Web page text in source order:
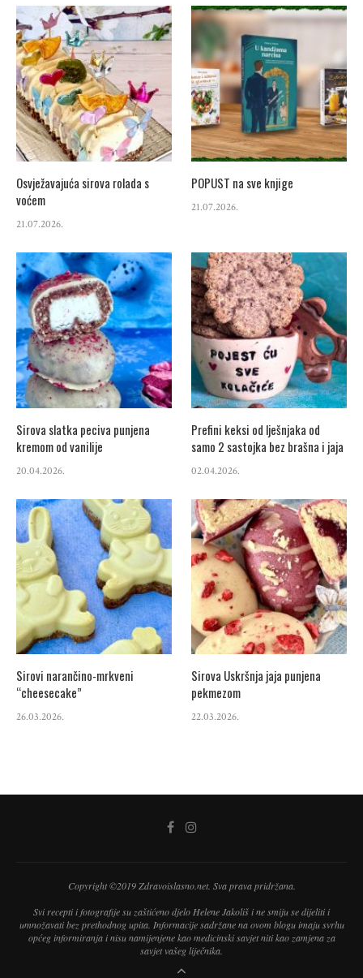
Osvježavajuća sirova rolada s
voćem
21.07.2026.
POPUST na sve knjige
21.07.2026.
Sirova slatka peciva punjena
kremom od vanilije
20.04.2026.
Prefini keksi od lješnjaka od
samo 2 sastojka bez brašna i jaja
02.04.2026.
Sirovi narančino-mrkveni
“cheesecake”
26.03.2026.
Sirova Uskršnja jaja punjena
pekmezom
22.03.2026.
Copyright ©2019 Zdravoislasno.net. Sva prava pridržana.
Svi recepti i fotografije su zaštićeno djelo Helene Jakoliš i ne smiju se dijeliti i
umnožavati bez prethodnog upita. Informacije sadržane na ovom blogu imaju svrhu
općeg informiranja i nisu namijenjene kao medicinski savjet niti kao zamjena za
savjet vašeg liječnika.